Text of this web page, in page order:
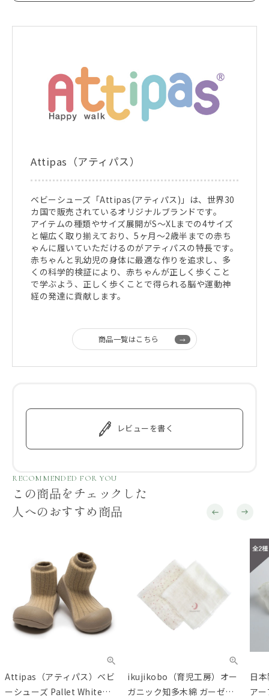
Attipas（アティパス）
ベビーシューズ「Attipas(アティパス)」は、世界30
カ国で販売されているオリジナルブランドです。
アイテムの種類やサイズ展開がS～XLまでの4サイズ
と幅広く取り揃えており、5ヶ月～2歳半までの赤ち
ゃんに履いていただけるのがアティパスの特長です。
赤ちゃんと乳幼児の身体に最適な作りを追求し、多
くの科学的検証により、赤ちゃんが正しく歩くこと
で学ぶよう、正しく歩くことで得られる脳や運動神
経の発達に貢献します。
商品一覧はこちら
レビューを書く
RECOMMENDED FOR YOU
この商品をチェックした
人へのおすすめ商品
Attipas（アティパス）ベビ
ーシューズ Pallet White
ikujikobo（育児工房）オー
ガニック知多木綿 ガーゼハ
日
ア